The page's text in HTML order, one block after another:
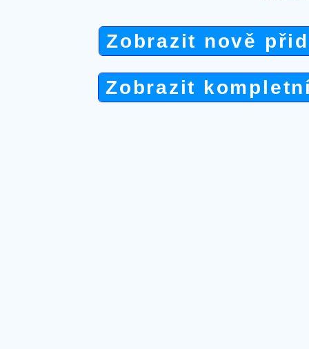
Zobrazit nově
Zobrazit